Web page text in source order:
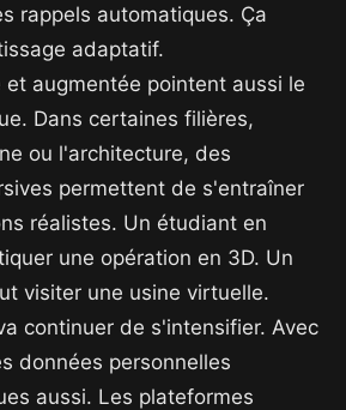
rappels automatiques. Ça
adaptatif.
augmentée pointent aussi le
Dans certaines filières,
ou l'architecture, des
permettent de s'entraîner
réalistes. Un étudiant en
une opération en 3D. Un
visiter une usine virtuelle.
continuer de s'intensifier. Avec
données personnelles
aussi. Les plateformes